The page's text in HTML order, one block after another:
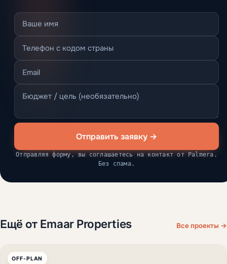
Отправить заявку →
Отправляя форму, вы соглашаетесь на контакт от Palmera.
Без спама.
Ещё от Emaar Properties Все проекты →
OFF-PLAN